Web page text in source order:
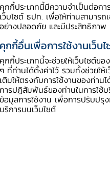
คุกกี้ประเภทนี้มีความจำเป็นต่อก
เว็บไซต์ ธปท. เพื่อให้ท่านสามารถ
อย่างปลอดภัย และมีประสิทธิภาพ
คุกกี้อื่นเพื่อการใช้งานเว็บไ
คุกกี้ประเภทนี้จะช่วยให้เว็บไซต์ข
ๆ ที่ท่านได้ตั้งค่าไว้ รวมทั้งช่วยใ
เติมให้ตรงกับการใช้งานของท่า
การปฏิสัมพันธ์ของท่านในการใช้บ
ข้อมูลการใช้งาน เพื่อการปรับปรุ
บริการบนเว็บไซต์